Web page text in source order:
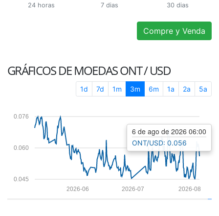
24 horas 7 dias 30 dias
Compre y Venda
GRÁFICOS DE MOEDASONT / USD
1d 7d 1m 3m 6m 1a 2a 5a
0.045
0.060
0.076
2026-08
2026-07
2026-06
6 de ago de 2026 06:00
ONT/USD: 0.056